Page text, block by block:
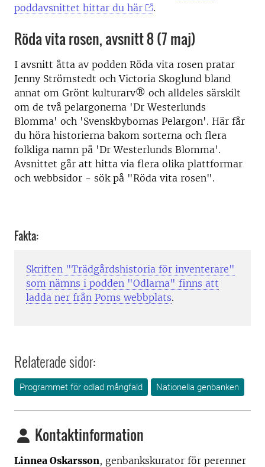
poddavsnittet hittar du här
.
Röda vita rosen, avsnitt 8 (7 maj)
I avsnitt åtta av podden Röda vita rosen pratar
Jenny Strömstedt och Victoria Skoglund bland
annat om Grönt kulturarv® och alldeles särskilt
om de två pelargonerna 'Dr Westerlunds
Blomma' och 'Svenskbybornas Pelargon'. Här får
du höra historierna bakom sorterna och flera
folkliga namn på 'Dr Westerlunds Blomma'.
Avsnittet går att hitta via flera olika plattformar
och webbsidor - sök på "Röda vita rosen".
Fakta:
Skriften "Trädgårdshistoria för inventerare"
som nämns i podden "Odlarna" finns att
ladda ner från Poms webbplats.
Relaterade sidor:
Programmet för odlad mångfald Nationella genbanken
Kontaktinformation
Linnea Oskarsson, genbankskurator för perenner